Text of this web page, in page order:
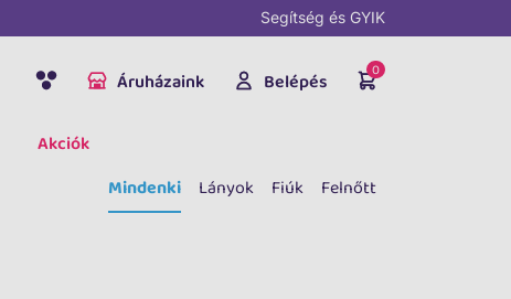
Segítség és GYIK
Áruházaink Belépés 0
Akciók
Mindenki
Lányok Fiúk Felnőtt